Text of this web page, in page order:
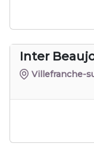
Inter
Villefranche-